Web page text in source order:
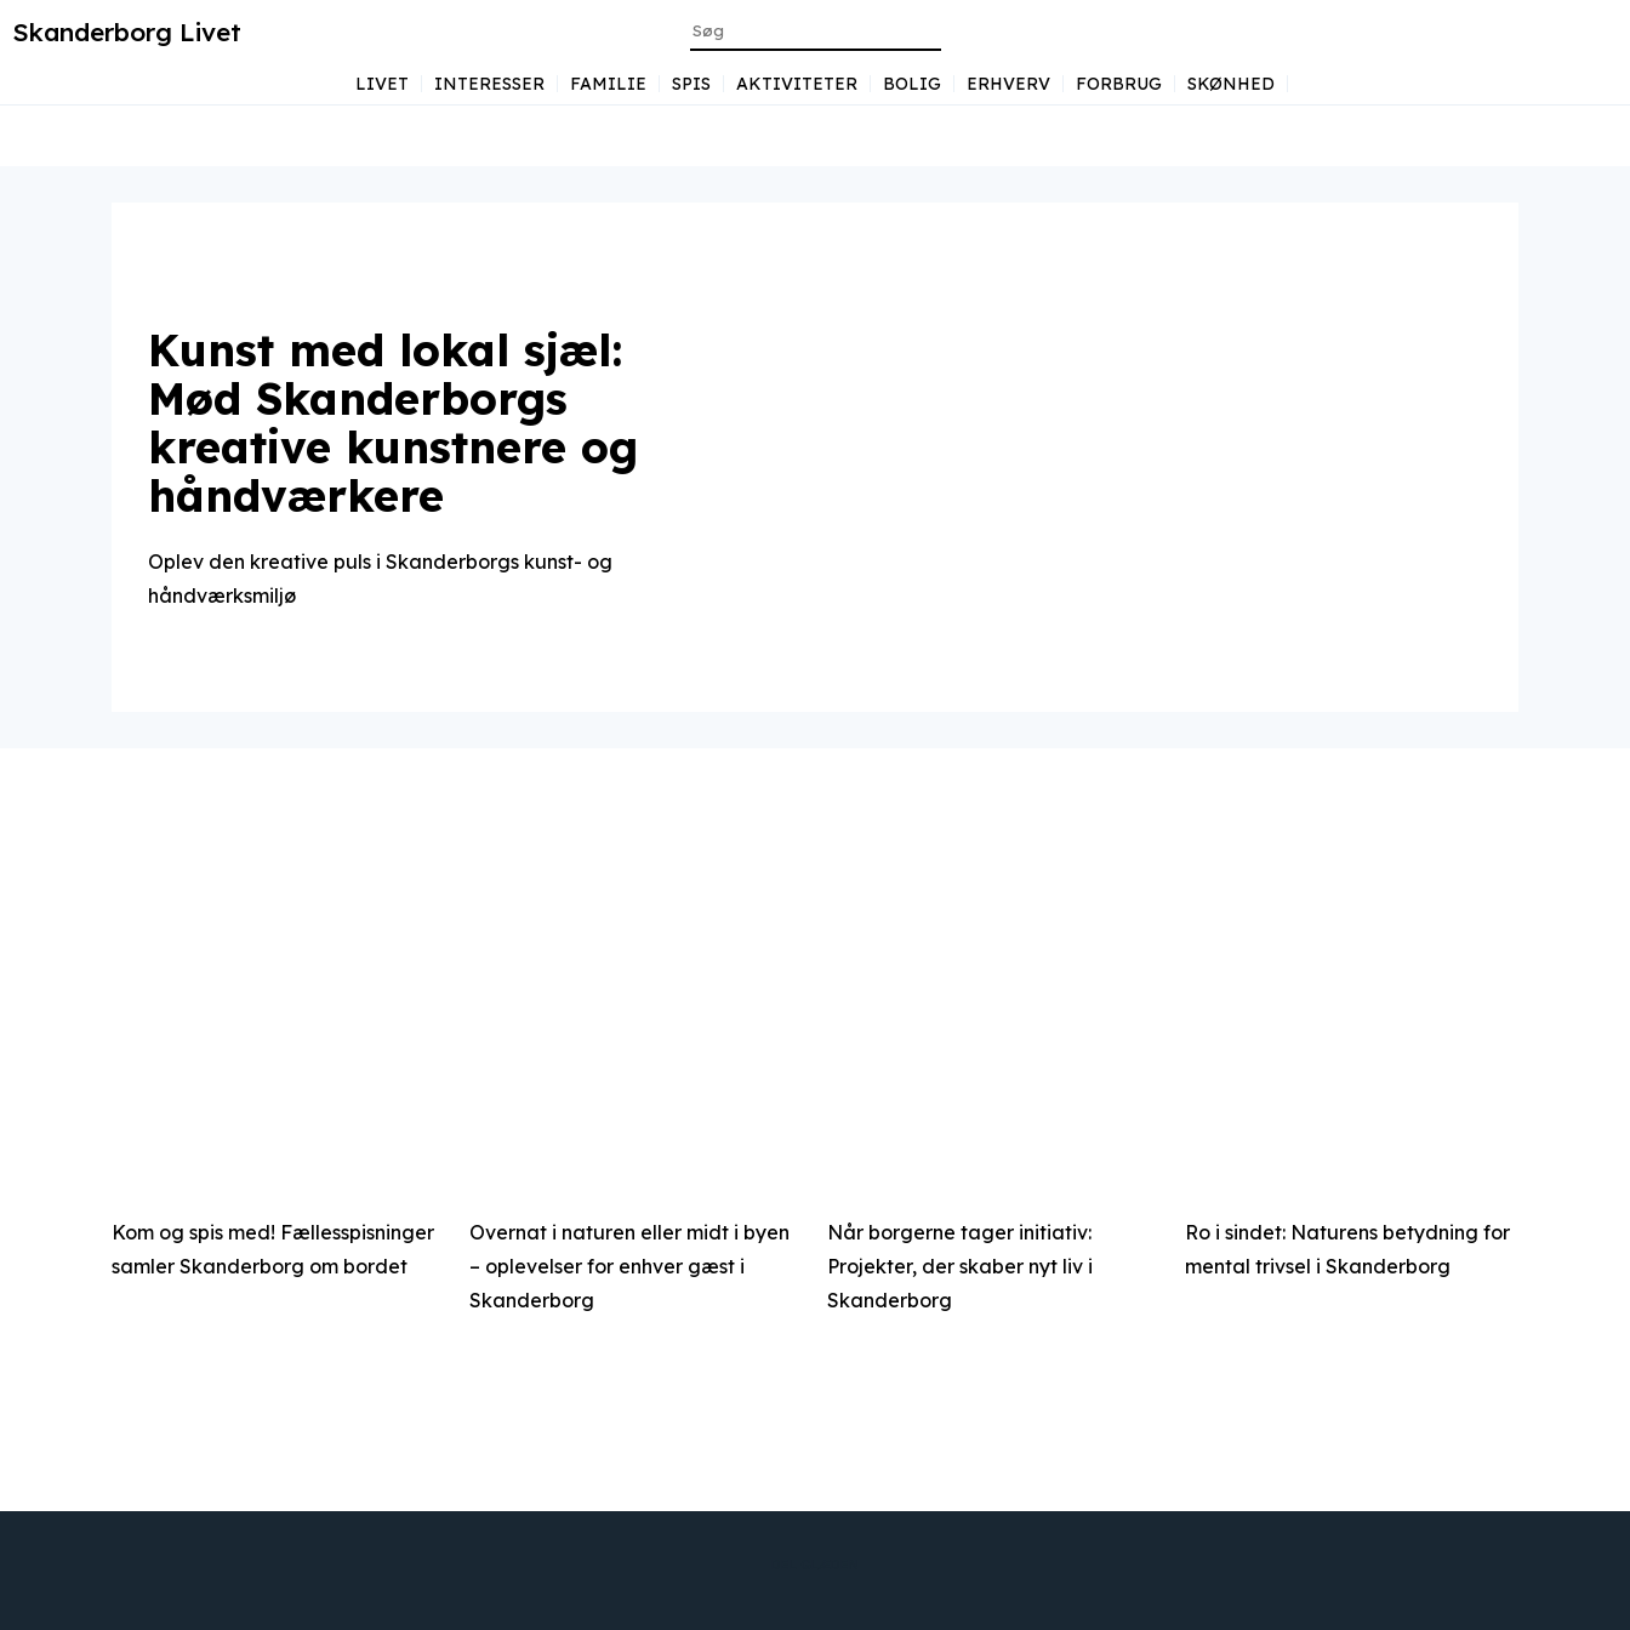
Skanderborg Livet
LIVET INTERESSER FAMILIE SPIS AKTIVITETER BOLIG ERHVERV FORBRUG SKØNHED
Kunst med lokal sjæl:
Mød Skanderborgs
kreative kunstnere og
håndværkere
Oplev den kreative puls i Skanderborgs kunst- og
håndværksmiljø
Kom og spis med! Fællesspisninger
samler Skanderborg om bordet
Overnat i naturen eller midt i byen
– oplevelser for enhver gæst i
Skanderborg
Når borgerne tager initiativ:
Projekter, der skaber nyt liv i
Skanderborg
Ro i sindet: Naturens betydning for
mental trivsel i Skanderborg